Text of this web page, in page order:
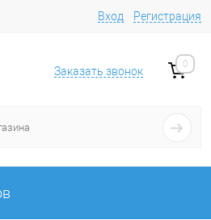
Вход Регистрация
Заказать звонок
0